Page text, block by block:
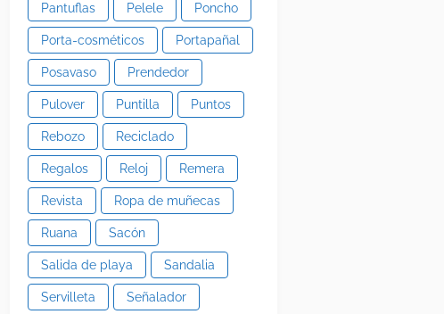
Pantuflas Pelele Poncho
Porta-cosméticos Portapañal
Posavaso Prendedor
Pulover Puntilla Puntos
Rebozo Reciclado
Regalos Reloj Remera
Revista Ropa de muñecas
Ruana Sacón
Salida de playa Sandalia
Servilleta Señalador